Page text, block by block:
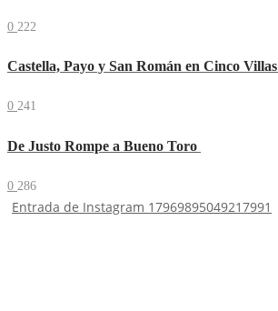
0 222
Castella, Payo y San Román en Cinco Villas
0 241
De Justo Rompe a Bueno Toro
0 286
Entrada de Instagram 17969895049217991